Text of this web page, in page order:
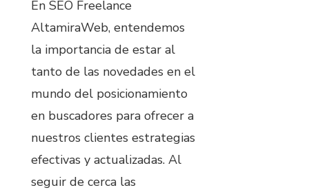
En SEO Freelance
AltamiraWeb, entendemos
la importancia de estar al
tanto de las novedades en el
mundo del posicionamiento
en buscadores para ofrecer a
nuestros clientes estrategias
efectivas y actualizadas. Al
seguir de cerca las